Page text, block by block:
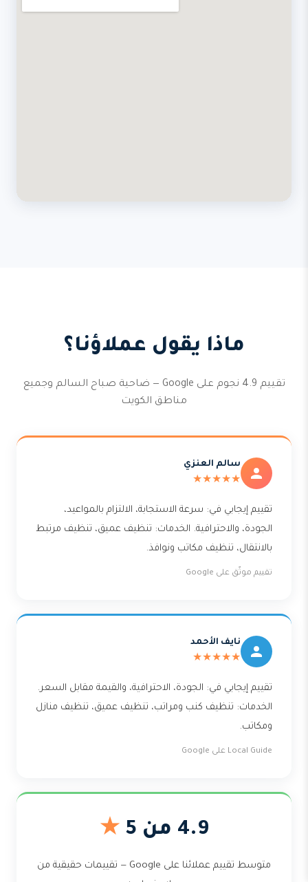
ماذا يقول عملاؤنا؟
تقييم 4.9 نجوم على Google — ضاحية صباح السالم وجميع
مناطق الكويت
سالم العنزي
★★★★★
تقييم إيجابي في: سرعة الاستجابة، الالتزام بالمواعيد،
الجودة، والاحترافية. الخدمات: تنظيف عميق، تنظيف مرتبط
بالانتقال، تنظيف مكاتب ونوافذ.
تقييم موثّق على Google
نايف الأحمد
★★★★★
تقييم إيجابي في: الجودة، الاحترافية، والقيمة مقابل السعر.
الخدمات: تنظيف كنب ومراتب، تنظيف عميق، تنظيف منازل
ومكاتب.
Local Guide على Google
4.9 من 5 ★
متوسط تقييم عملائنا على Google — تقييمات حقيقية من